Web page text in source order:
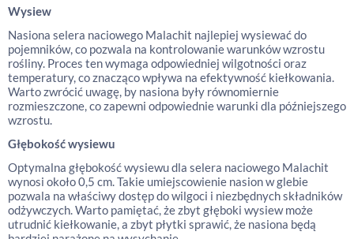
Wysiew
Nasiona selera naciowego Malachit najlepiej wysiewać do
pojemników, co pozwala na kontrolowanie warunków wzrostu
rośliny. Proces ten wymaga odpowiedniej wilgotności oraz
temperatury, co znacząco wpływa na efektywność kiełkowania.
Warto zwrócić uwagę, by nasiona były równomiernie
rozmieszczone, co zapewni odpowiednie warunki dla późniejszego
wzrostu.
Głębokość wysiewu
Optymalna głębokość wysiewu dla selera naciowego Malachit
wynosi około 0,5 cm. Takie umiejscowienie nasion w glebie
pozwala na właściwy dostęp do wilgoci i niezbędnych składników
odżywczych. Warto pamiętać, że zbyt głęboki wysiew może
utrudnić kiełkowanie, a zbyt płytki sprawić, że nasiona będą